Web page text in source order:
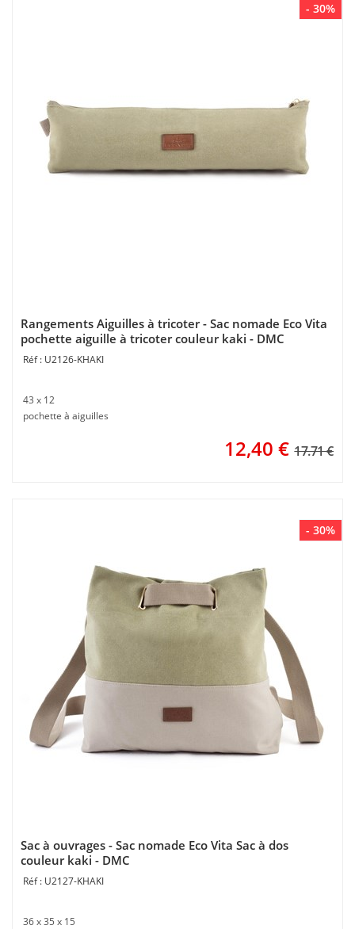
- 30%
Rangements Aiguilles à tricoter - Sac nomade Eco Vita
pochette aiguille à tricoter couleur kaki - DMC
U2126-KHAKI
43 x 12
pochette à aiguilles
12,40 € 17.71 €
- 30%
Sac à ouvrages - Sac nomade Eco Vita Sac à dos
couleur kaki - DMC
U2127-KHAKI
36 x 35 x 15